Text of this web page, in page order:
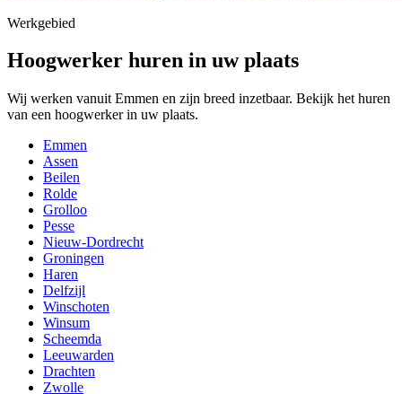
Werkgebied
Hoogwerker huren in uw plaats
Wij werken vanuit Emmen en zijn breed inzetbaar. Bekijk het huren
van een hoogwerker in uw plaats.
Emmen
Assen
Beilen
Rolde
Grolloo
Pesse
Nieuw-Dordrecht
Groningen
Haren
Delfzijl
Winschoten
Winsum
Scheemda
Leeuwarden
Drachten
Zwolle